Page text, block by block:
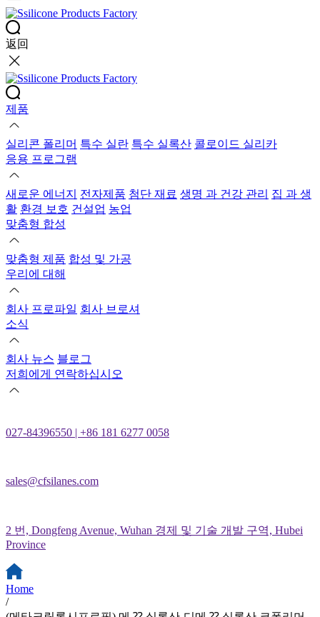
返回
제품
실리콘 폴리머 특수 실란 특수 실록산 콜로이드 실리카
응용 프로그램
새로운 에너지 전자제품 첨단 재료 생명 과 건강 관리 집 과 생
활 환경 보호 건설업 농업
맞춤형 합성
맞춤형 제품 합성 및 가공
우리에 대해
회사 프로파일 회사 브로셔
소식
회사 뉴스 블로그
저희에게 연락하십시오
027-84396550 | +86 181 6277 0058
sales@cfsilanes.com
2 번, Dongfeng Avenue, Wuhan 경제 및 기술 개발 구역, Hubei
Province
Home
/